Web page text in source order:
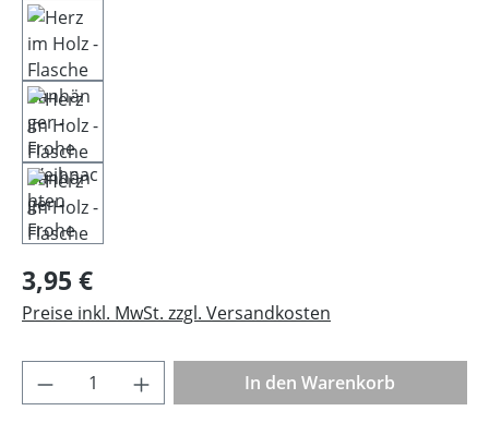
Regulärer Preis:
3,95 €
Preise inkl. MwSt. zzgl. Versandkosten
Produkt Anzahl: Gib den gewünschten
In den Warenkorb